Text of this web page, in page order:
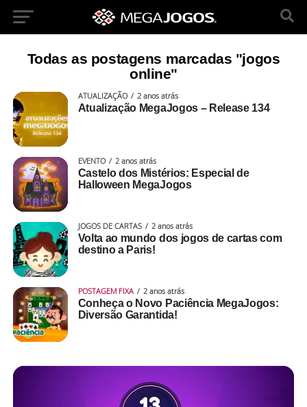
Todas as postagens marcadas "jogos
online"
ATUALIZAÇÃO 2 anos atrás
Atualização MegaJogos – Release 134
EVENTO 2 anos atrás
Castelo dos Mistérios: Especial de
Halloween MegaJogos
JOGOS DE CARTAS 2 anos atrás
Volta ao mundo dos jogos de cartas com
destino a Paris!
POSTAGEM FIXA 2 anos atrás
Conheça o Novo Paciência MegaJogos:
Diversão Garantida!